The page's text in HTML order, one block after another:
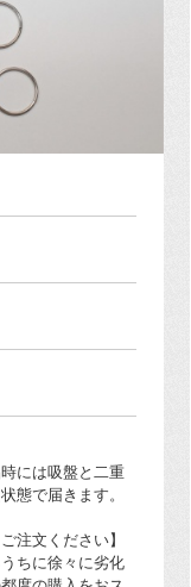
には吸盤と二重
態で届きます。
注文ください】
ちに徐々に劣化